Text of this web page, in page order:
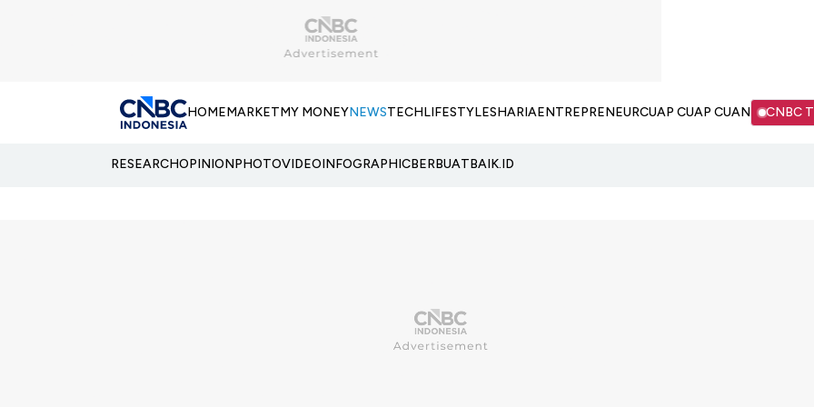
HOMEMARKETMY MONEYNEWSTECHLIFESTYLESHARIAENTREPRENEURCUAP CUAP CUAN CNBC
RESEARCHOPINIONPHOTOVIDEOINFOGRAPHICBERBUATBAIK.ID